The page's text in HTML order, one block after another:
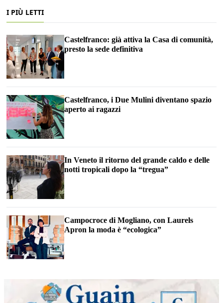
I PIÙ LETTI
Castelfranco: già attiva la Casa di comunità,
presto la sede definitiva
Castelfranco, i Due Mulini diventano spazio
aperto ai ragazzi
In Veneto il ritorno del grande caldo e delle
notti tropicali dopo la “tregua”
Campocroce di Mogliano, con Laurels
Apron la moda è “ecologica”